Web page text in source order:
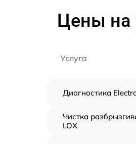
Цены на
Услуга
Диагностика
Чистка
LOX